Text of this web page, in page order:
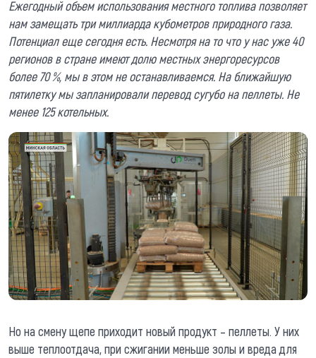
Ежегодный объем использования местного топлива позволяет
нам замещать три миллиарда кубометров природного газа.
Потенциал еще сегодня есть. Несмотря на то что у нас уже 40
регионов в стране имеют долю местных энергоресурсов
более 70 %, мы в этом не останавливаемся. На ближайшую
пятилетку мы запланировали перевод сугубо на пеллеты. Не
менее 125 котельных.
Но на смену щепе приходит новый продукт – пеллеты. У них
выше теплоотдача, при сжигании меньше золы и вреда для